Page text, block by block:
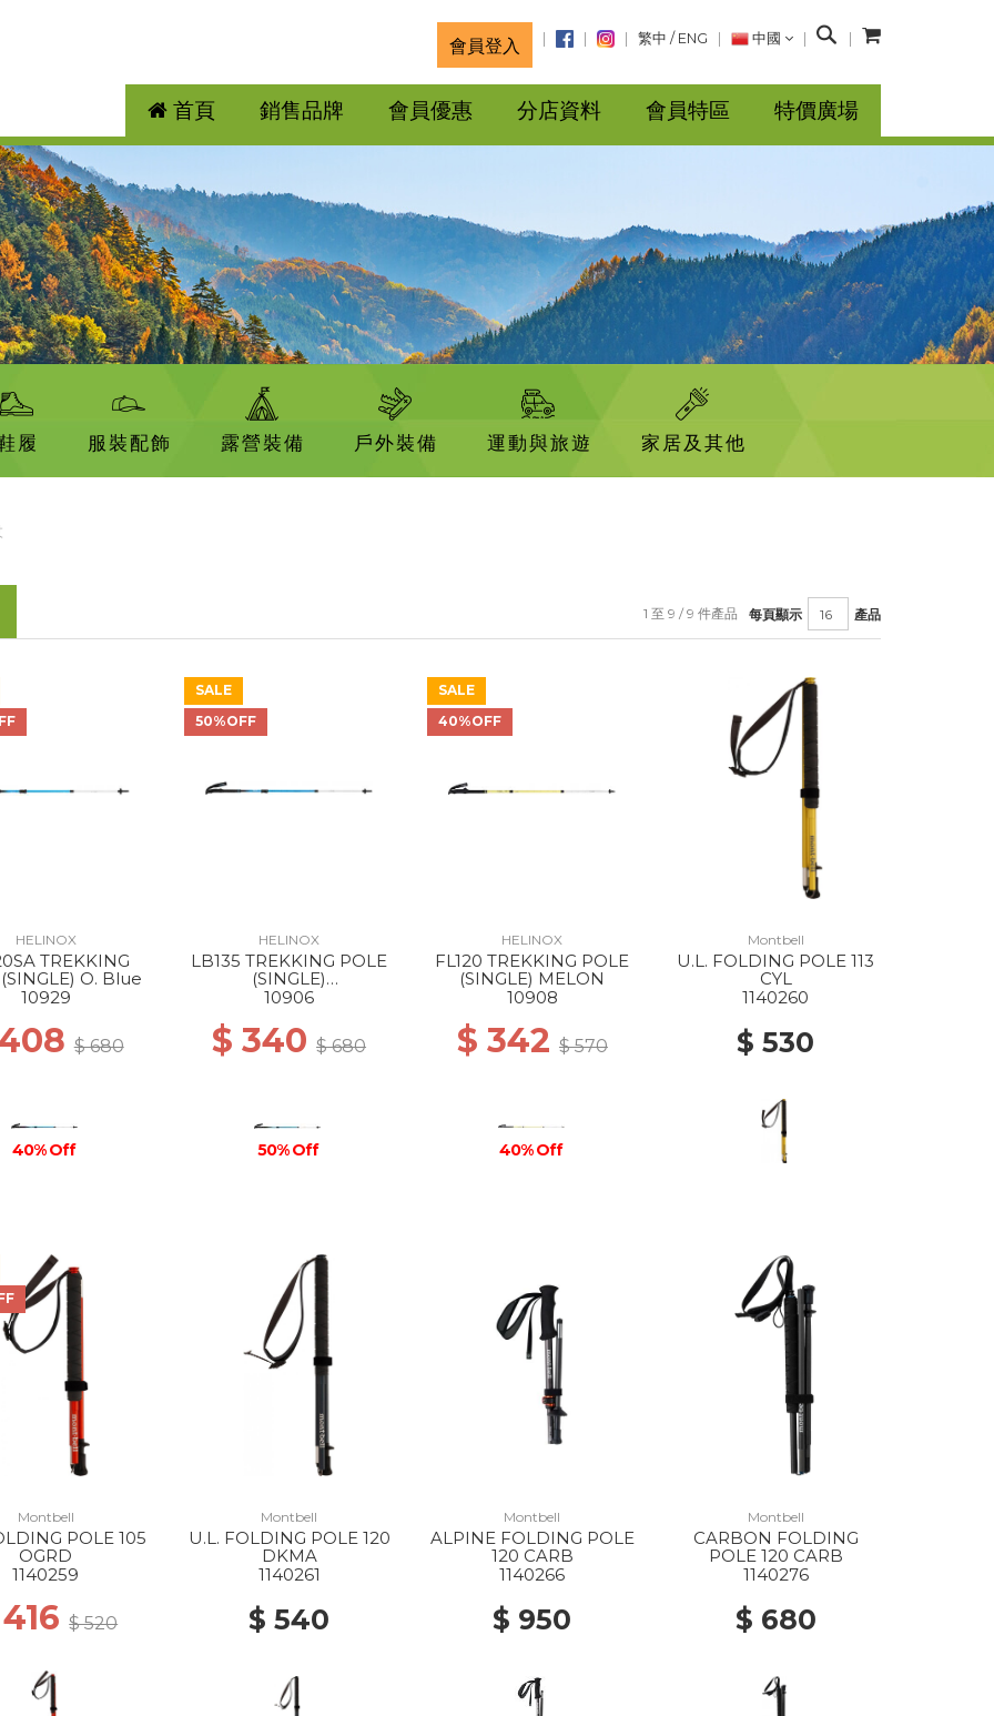
會員登入 繁中 / ENG 中國
搜
首頁 銷售品牌 會員優惠 分店資料 會員特區 特價廣場
履 服裝配飾 露營裝備 戶外裝備 運動與旅遊 家居及其他
每頁顯示 產品
1 至 9 / 9 件產品
HELINOX
TREKKING
O. Blue
10929
$ 680
40% Off
SALE
50%OFF
HELINOX
LB135 TREKKING POLE
(SINGLE)
BLACK/O.BLUE
10906
$ 340$ 680
50% Off
SALE
40%OFF
HELINOX
FL120 TREKKING POLE
(SINGLE) MELON
10908
$ 342 $ 570
40% Off
Montbell
U.L. FOLDING POLE 113
CYL
1140260
$ 530
Montbell
POLE 105
OGRD
1140259
$ 520
Montbell
U.L. FOLDING POLE 120
DKMA
1140261
$ 540
Montbell
ALPINE FOLDING POLE
120 CARB
1140266
$ 950
Montbell
CARBON FOLDING
POLE 120 CARB
1140276
$ 680